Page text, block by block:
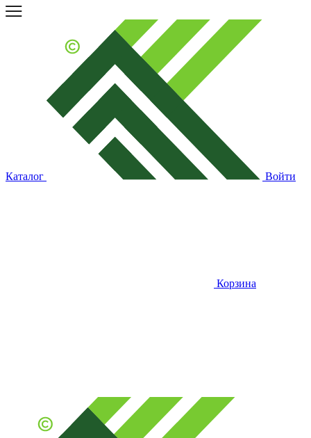
Каталог Войти
Корзина